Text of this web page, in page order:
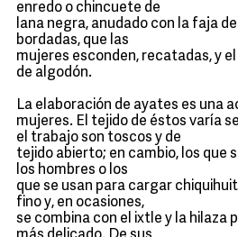
enredo o chincuete de
lana negra, anudado con la faja
bordadas, que las
mujeres esconden, recatadas, y
de algodón.
La elaboración de ayates es una
mujeres. El tejido de éstos varía
el trabajo son toscos y de
tejido abierto; en cambio, los que
los hombres o los
que se usan para cargar
fino y, en ocasiones,
se combina con el ixtle y la hilaza